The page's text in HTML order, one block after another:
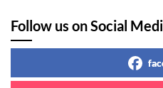
Follow us on Social